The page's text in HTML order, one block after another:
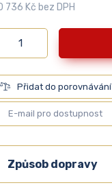
736 Kč bez DPH
Přidat do porovnávání
Způsob dopravy